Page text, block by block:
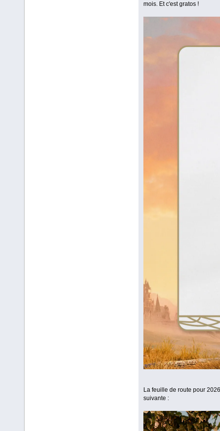
mois. Et c'est gratos !
La feuille de route pour
suivante :